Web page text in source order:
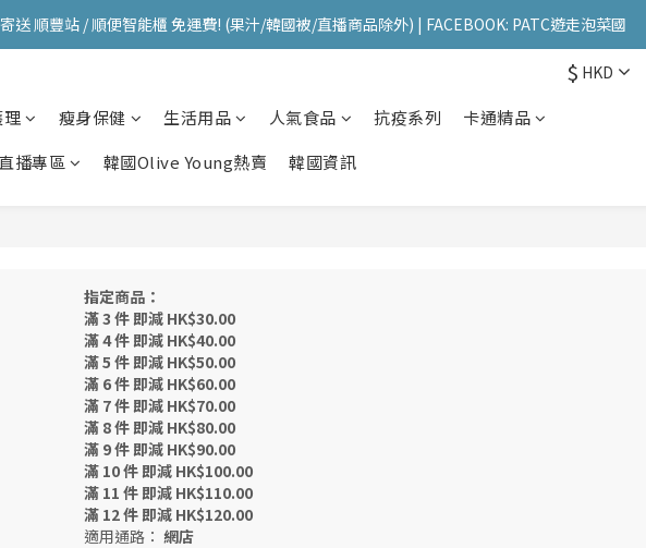
送 順豐站 / 順便智能櫃 免運費! (果汁/韓國被/直播商品除外) | FACEBOOK: PATC遊走泡菜國
送 順豐站 / 順便智能櫃 免運費! (果汁/韓國被/直播商品除外) | FACEBOOK: PATC遊走泡菜國
送 順豐站 / 順便智能櫃 免運費! (果汁/韓國被/直播商品除外) | FACEBOOK: PATC遊走泡菜國
$ HKD
瘦身保健 生活用品 人氣食品 抗疫系列
卡通精品
播專區 韓國Olive Young熱賣 韓國資訊
指定商品：
滿 3 件 即減 HK$30.00
滿 4 件 即減 HK$40.00
滿 5 件 即減 HK$50.00
滿 6 件 即減 HK$60.00
滿 7 件 即減 HK$70.00
滿 8 件 即減 HK$80.00
滿 9 件 即減 HK$90.00
滿 10 件 即減 HK$100.00
滿 11 件 即減 HK$110.00
滿 12 件 即減 HK$120.00
適用通路： 網店